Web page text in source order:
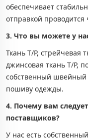
обеспечивает
отправкой проводится
3. Что вы можете у
Ткань Т/Р, стрейчевая
джинсовая ткань Т/Р,
собственный швейный
пошиву одежды.
4. Почему вам
поставщиков?
У нас есть